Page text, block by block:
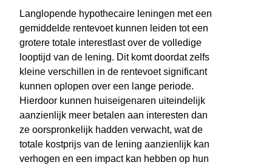
Langlopende hypothecaire leningen met een
gemiddelde rentevoet kunnen leiden tot een
grotere totale interestlast over de volledige
looptijd van de lening. Dit komt doordat zelfs
kleine verschillen in de rentevoet significant
kunnen oplopen over een lange periode.
Hierdoor kunnen huiseigenaren uiteindelijk
aanzienlijk meer betalen aan interesten dan
ze oorspronkelijk hadden verwacht, wat de
totale kostprijs van de lening aanzienlijk kan
verhogen en een impact kan hebben op hun